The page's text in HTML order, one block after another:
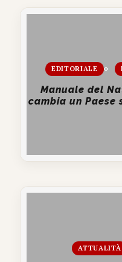
EDITORIALE
Manuale del
cambia un Paese
ATTUALITÀ